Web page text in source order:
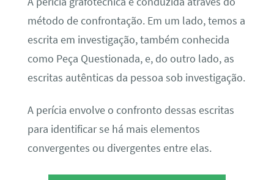
método de confrontação. Em um lado, temos a
escrita em investigação, também conhecida
como Peça Questionada, e, do outro lado, as
escritas autênticas da pessoa sob investigação.
A perícia envolve o confronto dessas escritas
para identificar se há mais elementos
convergentes ou divergentes entre elas.